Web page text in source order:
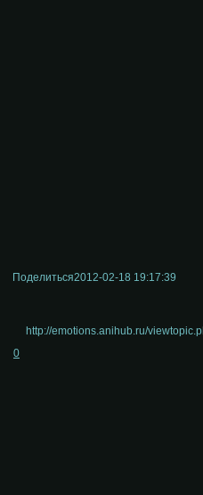
Поделиться2012-02-18 19:17:39
http://emotions.anihub.ru/
0